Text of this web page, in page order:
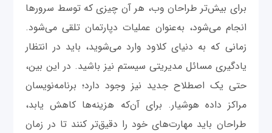
برای بیش‌تر طراحان وب، هر آن چیزی که توسط سرورها
انجام می‌شود، به‌عنوان عملیات دپارتمان تلقی می‌شود.
زمانی ‌که به دنیای کلاود وارد می‌شوید، باید در انتظار
یادگیری مسائل مدیریتی سیستم نیز باشید. در این بین،
حتی یک اصطلاح جدید نیز وجود دارد؛ برنامه‌نویسان
مراکز داده هوشیار. برای آن‌که هزینه‌ها کاهش یابد،
طراحان باید مهارت‌های خود را دقیق‌تر کنند تا در زمان